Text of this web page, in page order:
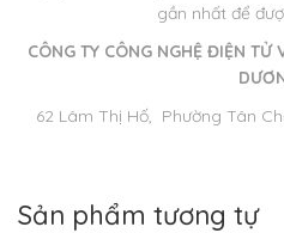
gần nhất để
CÔNG TY CÔNG NGHỆ ĐIỆN TỬ
62 Lâm Thị Hố, Phường Tân
Sản phẩm tương tự